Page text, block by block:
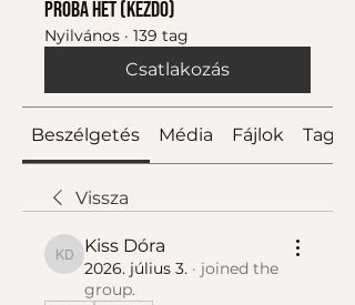
Próba hét (kezdő)
Nyilvános · 139 tag
Csatlakozás
Beszélgetés Média Fájlok Tagok
Vissza
Kiss Dóra
Kiss Dóra
2026. július 3. · joined the
group.